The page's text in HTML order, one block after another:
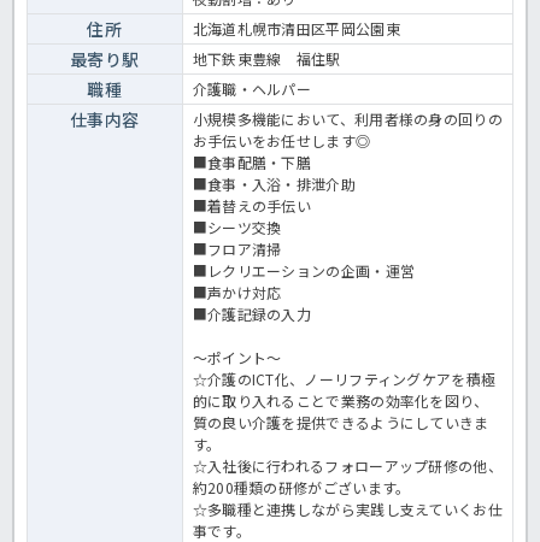
住所 北海道札幌市清田区平岡公園東
最寄り駅 地下鉄東豊線 福住駅
職種 介護職・ヘルパー
仕事内容
小規模多機能において、利用者様の身の回りの
お手伝いをお任せします◎
■食事配膳・下膳
■食事・入浴・排泄介助
■着替えの手伝い
■シーツ交換
■フロア清掃
■レクリエーションの企画・運営
■声かけ対応
■介護記録の入力
～ポイント～
☆介護のICT化、ノーリフティングケアを積極
的に取り入れることで業務の効率化を図り、
質の良い介護を提供できるようにしていきま
す。
☆入社後に行われるフォローアップ研修の他、
約200種類の研修がございます。
☆多職種と連携しながら実践し支えていくお仕
事です。